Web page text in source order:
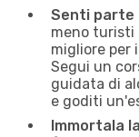
Senti parte
meno turisti
migliore per
Segui un
guidata di
e goditi
Immortala